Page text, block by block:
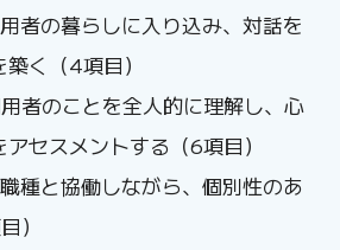
の暮らしに入り込み、対話を
く（4項目）
のことを全人的に理解し、心
セスメントする（6項目）
と協働しながら、個別性のあ
）